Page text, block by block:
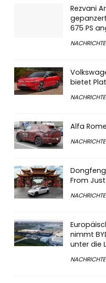
Rezvani
675 PS
bietet
Alfa
Dongfeng
From
nimmt
unter die